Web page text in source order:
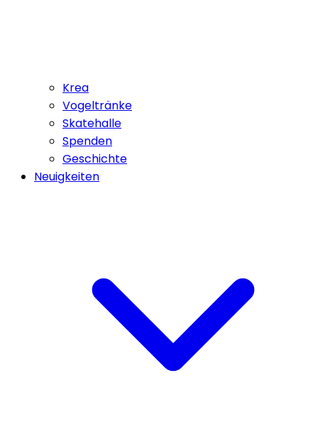
Krea
Vogeltränke
Skatehalle
Spenden
Geschichte
Neuigkeiten